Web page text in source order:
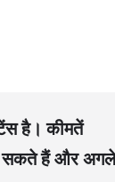
है। कीमतें
सकते हैं और